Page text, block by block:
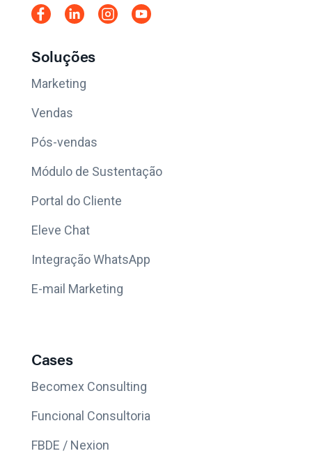
Soluções
Marketing
Vendas
Pós-vendas
Módulo de Sustentação
Portal do Cliente
Eleve Chat
Integração WhatsApp
E-mail Marketing
Cases
Becomex Consulting
Funcional Consultoria
FBDE / Nexion